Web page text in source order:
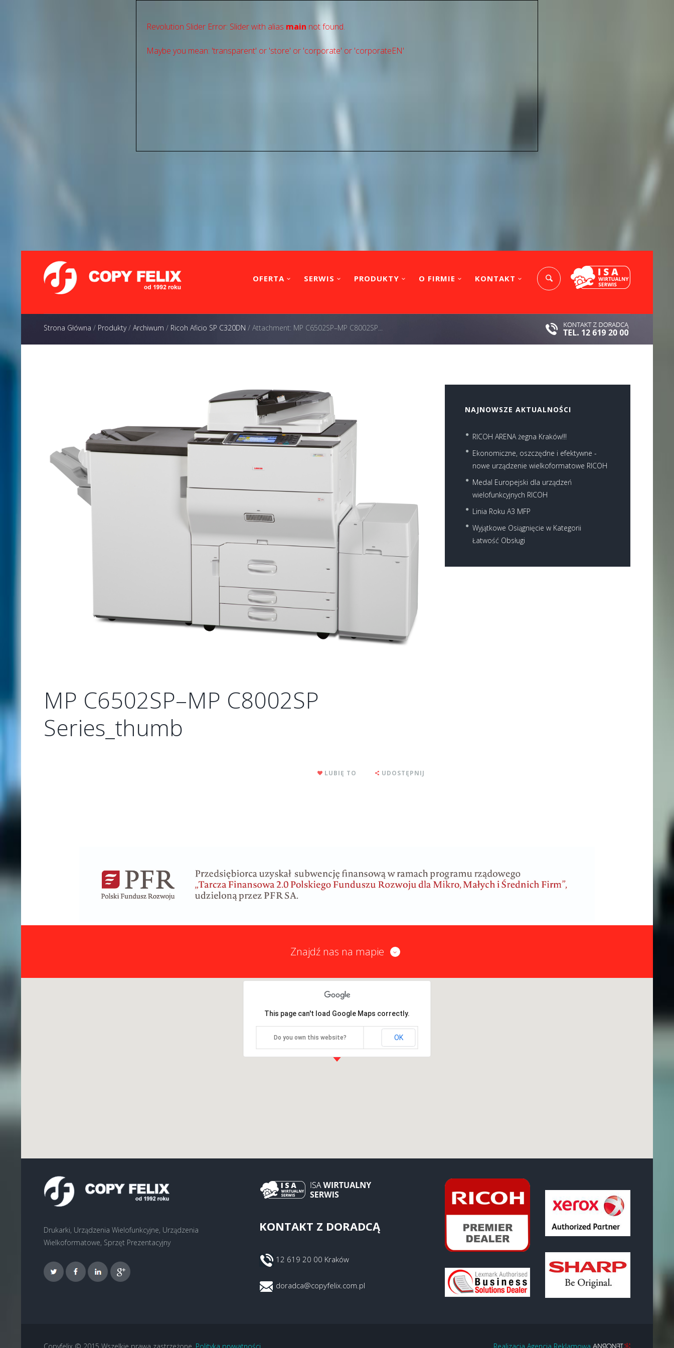
Revolution Slider Error: Slider with alias main not found.
Maybe you mean: 'transparent' or 'store' or 'сorporate' or 'corporateEN'
OFERTA SERWIS PRODUKTY O FIRMIE KONTAKT
Strona Główna / Produkty/ Archiwum / Ricoh Aficio SP C320DN / Attachment: MP C6502SP–MP C8002SP...
Next item
rico-mp-5054-1
MP C6502SP–MP C8002SP
Series_thumb
LUBIĘ TO UDOSTĘPNIJ
NAJNOWSZE AKTUALNOŚCI
RICOH ARENA żegna Kraków!!!
Ekonomiczne, oszczędne i efektywne -
nowe urządzenie wielkoformatowe RICOH
Medal Europejski dla urządzeń
wielofunkcyjnych RICOH
Linia Roku A3 MFP
Wyjątkowe Osiągnięcie w Kategorii
Łatwość Obsługi
Znajdź nas na mapie
This page can't load Google Maps correctly.
Do you own this website? OK
Drukarki, Urządzenia Wielofunkcyjne, Urządzenia
Wielkoformatowe, Sprzęt Prezentacyjny
KONTAKT Z DORADCĄ
12 619 20 00 Kraków
doradca@copyfelix.com.pl
Copyfelix © 2015 Wszelkie prawa zastrzeżone. Polityka prywatności Realizacja Agencja Reklamowa